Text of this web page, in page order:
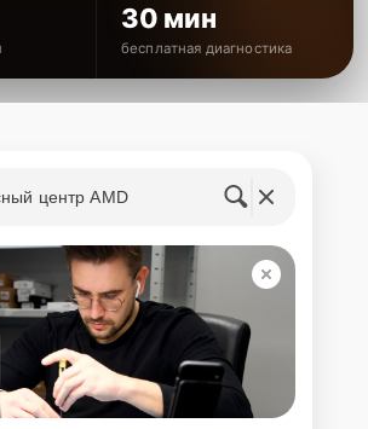
30 мин
бесплатная диагностика
центр AMD